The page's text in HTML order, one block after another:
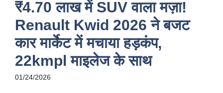
₹4.70 लाख में SUV वाला मज़ा!
Renault Kwid 2026 ने बजट
कार मार्केट में मचाया हड़कंप,
22kmpl माइलेज के साथ
01/24/2026